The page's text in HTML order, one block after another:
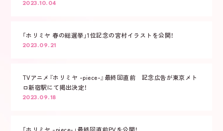
2023.10.04
「ホリミヤ 春の総選挙」1位記念の宮村イラストを公開！
2023.09.21
TVアニメ『ホリミヤ -piece-』最終回直前 記念広告が東京メト
ロ新宿駅にて掲出決定！
2023.09.18
「ホリミヤ -piece-」最終回直前PVを公開！